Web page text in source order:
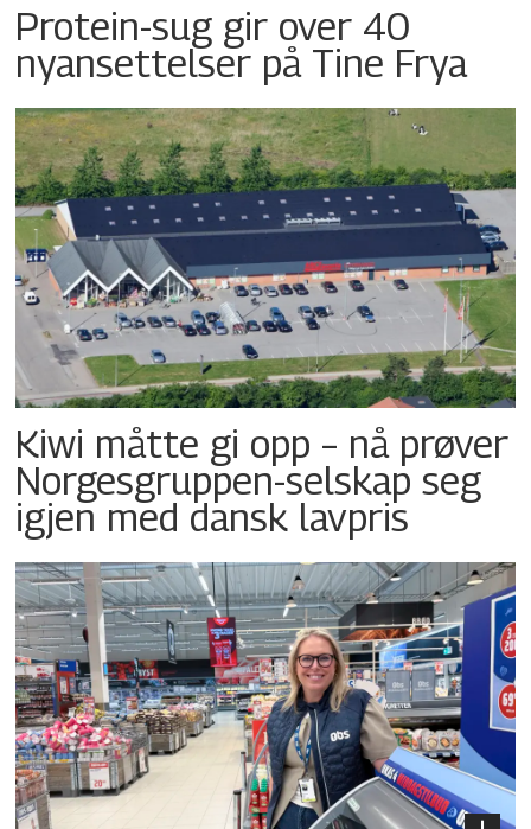
Protein-sug gir over 40
nyansettelser på Tine Frya
Kiwi måtte gi opp – nå prøver
Norgesgruppen-selskap seg
igjen med dansk lavpris